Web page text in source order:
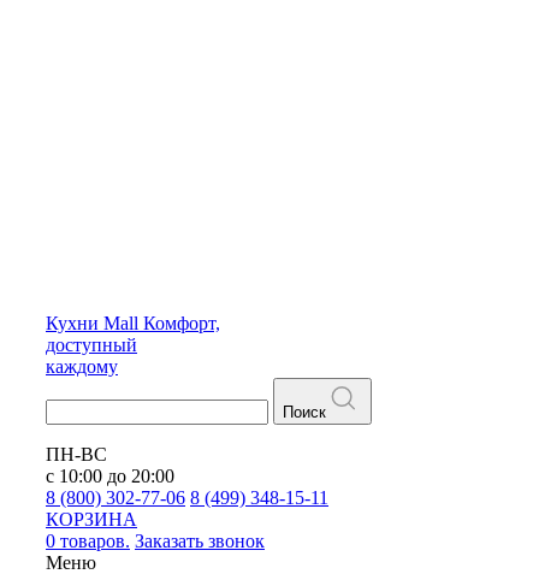
Кухни Mall Комфорт,
доступный
каждому
Поиск
ПН-ВС
с 10:00 до 20:00
8 (800) 302-77-06 8 (499) 348-15-11
КОРЗИНА
0 товаров. Заказать звонок
Меню